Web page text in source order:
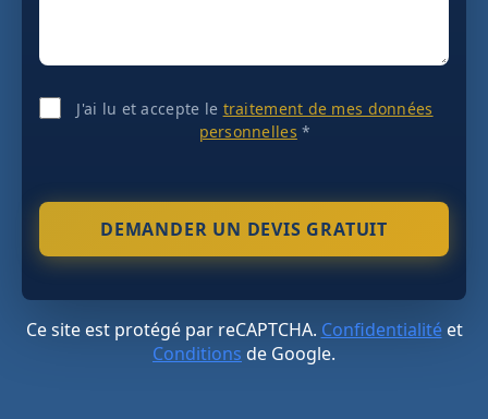
J'ai lu et accepte le traitement de mes données
personnelles *
Ce site est protégé par reCAPTCHA. Confidentialitéet
Conditions de Google.